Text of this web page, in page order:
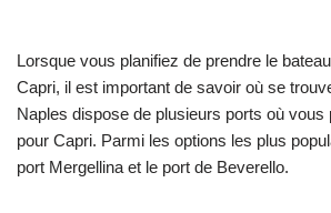
Lorsque vous planifiez de prendre le
Capri, il est important de savoir où se
Naples dispose de plusieurs ports où vous
pour Capri. Parmi les options les plus
port Mergellina et le port de Beverello.